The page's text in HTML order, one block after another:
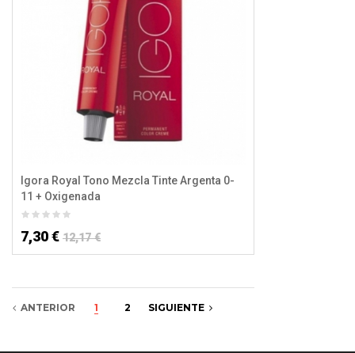
Igora Royal Tono Mezcla Tinte Argenta 0-
11 + Oxigenada
7,30 € 12,17 €
ANTERIOR 1 2 SIGUIENTE